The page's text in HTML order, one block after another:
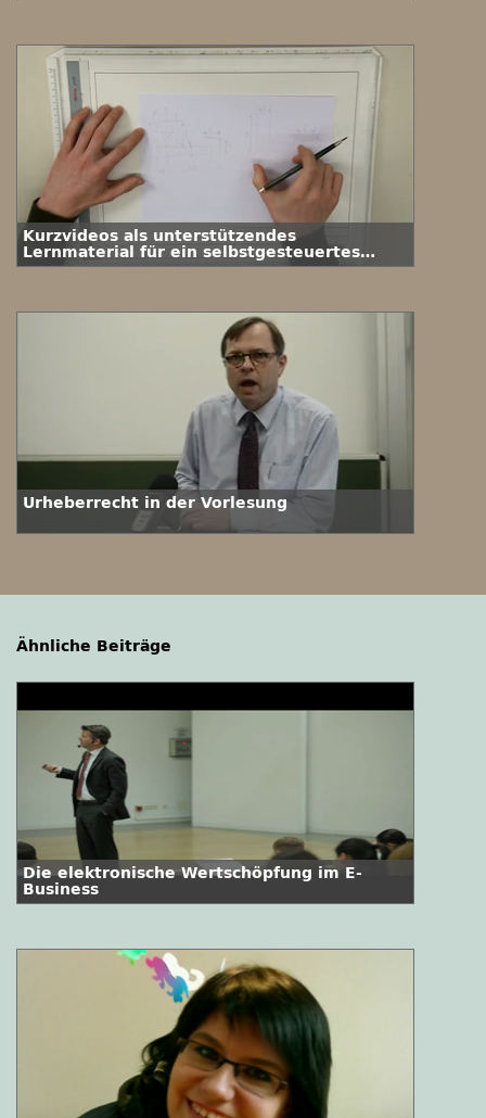
Kurzvideos als unterstützendes
Lernmaterial für ein selbstgesteuertes
Lernen im Fach Technisches Zeichnen an
Urheberrecht in der Vorlesung
Ähnliche Beiträge
Die elektronische Wertschöpfung im E-
Business